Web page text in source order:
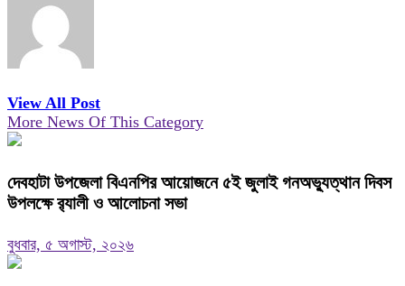
View All Post
More News Of This Category
দেবহাটা উপজেলা বিএনপির আয়োজনে ৫ই জুলাই গনঅভ্যুত্থান দিবস
উপলক্ষে র‍্যালী ও আলোচনা সভা
বুধবার, ৫ অগাস্ট, ২০২৬